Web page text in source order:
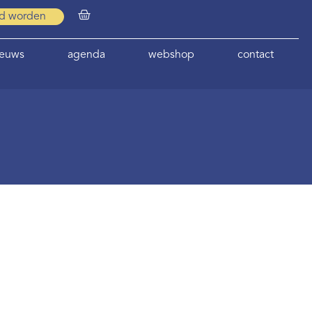
worden
agenda webshop contact